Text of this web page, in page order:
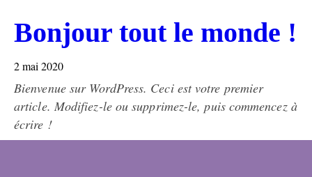
Bonjour tout le monde !
2 mai 2020
Bienvenue sur WordPress. Ceci est votre premier
article. Modifiez-le ou supprimez-le, puis commencez à
écrire !